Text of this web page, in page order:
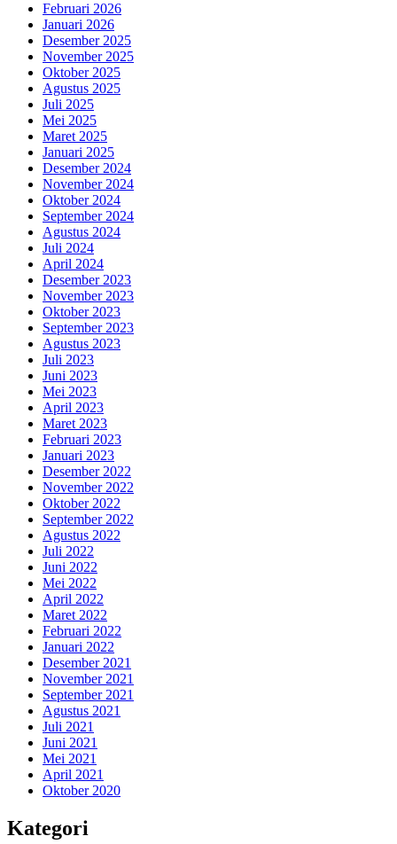
Februari 2026
Januari 2026
Desember 2025
November 2025
Oktober 2025
Agustus 2025
Juli 2025
Mei 2025
Maret 2025
Januari 2025
Desember 2024
November 2024
Oktober 2024
September 2024
Agustus 2024
Juli 2024
April 2024
Desember 2023
November 2023
Oktober 2023
September 2023
Agustus 2023
Juli 2023
Juni 2023
Mei 2023
April 2023
Maret 2023
Februari 2023
Januari 2023
Desember 2022
November 2022
Oktober 2022
September 2022
Agustus 2022
Juli 2022
Juni 2022
Mei 2022
April 2022
Maret 2022
Februari 2022
Januari 2022
Desember 2021
November 2021
September 2021
Agustus 2021
Juli 2021
Juni 2021
Mei 2021
April 2021
Oktober 2020
Kategori